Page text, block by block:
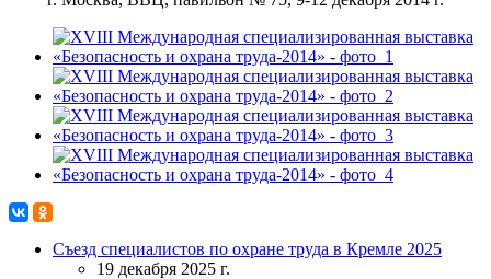
Съезд специалистов по охране труда в Кремле 2025
19 декабря 2025 г.